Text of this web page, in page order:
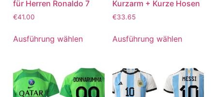
für Herren Ronaldo 7
€41.00
Ausführung wählen
Kurzarm + Kurze Hosen
€33.65
Ausführung wählen